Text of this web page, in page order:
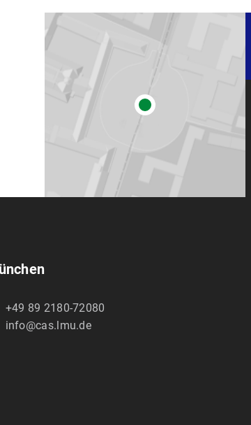
+49 89 2180-72080
info@cas.lmu.de